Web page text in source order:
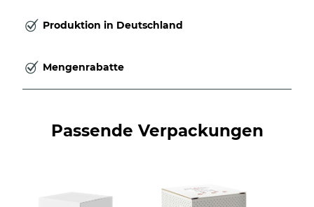
Produktion in Deutschland
Mengenrabatte
Passende Verpackungen